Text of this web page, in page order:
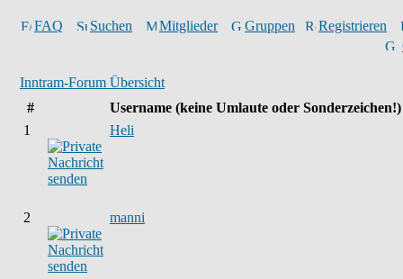
FAQ Suchen Mitglieder Gruppen
Registrieren
Inntram-Forum Übersicht
#
Username (keine Umlaute oder Sonderzeichen!)
1
Heli
2 manni